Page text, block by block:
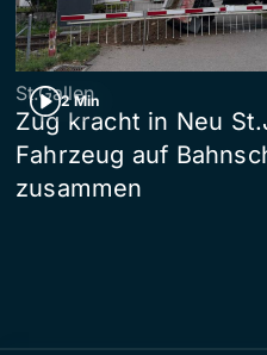
2 Min
St.Gallen
Zug kracht in Neu
Fahrzeug auf
zusammen